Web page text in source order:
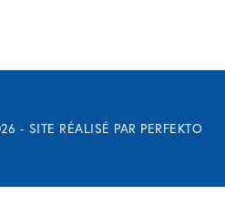
- SITE RÉALISÉ PAR PERFEKTO